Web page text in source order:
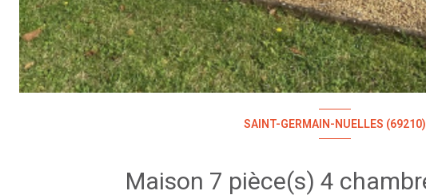
SAINT-GERMAIN-NUELLES (69210)